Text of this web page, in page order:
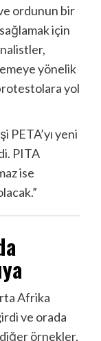
ordunun bir
için
yönelik
yol
PETA’yı yeni
PITA
ise
Afrika
ve orada
diğer örnekler,